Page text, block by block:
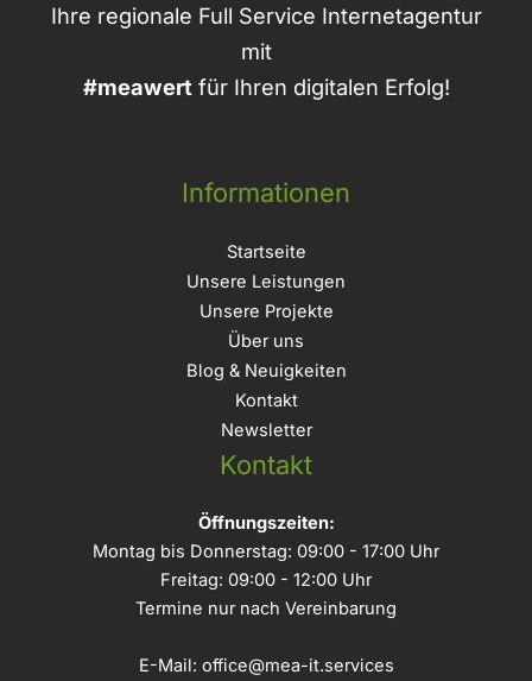
Ihre regionale Full Service Internetagentur
mit
#meawert für Ihren digitalen Erfolg!
Informationen
Startseite
Unsere Leistungen
Unsere Projekte
Über uns
Blog & Neuigkeiten
Kontakt
Newsletter
Kontakt
Öffnungszeiten:
Montag bis Donnerstag: 09:00 - 17:00 Uhr
Freitag: 09:00 - 12:00 Uhr
Termine nur nach Vereinbarung
E-Mail: office@mea-it.services